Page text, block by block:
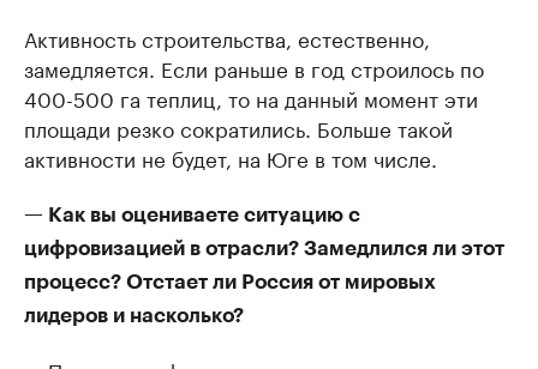
Активность строительства, естественно,
замедляется. Если раньше в год строилось по
400-500 га теплиц, то на данный момент эти
площади резко сократились. Больше такой
активности не будет, на Юге в том числе.
— Как вы оцениваете ситуацию с
цифровизацией в отрасли? Замедлился ли этот
процесс? Отстает ли Россия от мировых
лидеров и насколько?